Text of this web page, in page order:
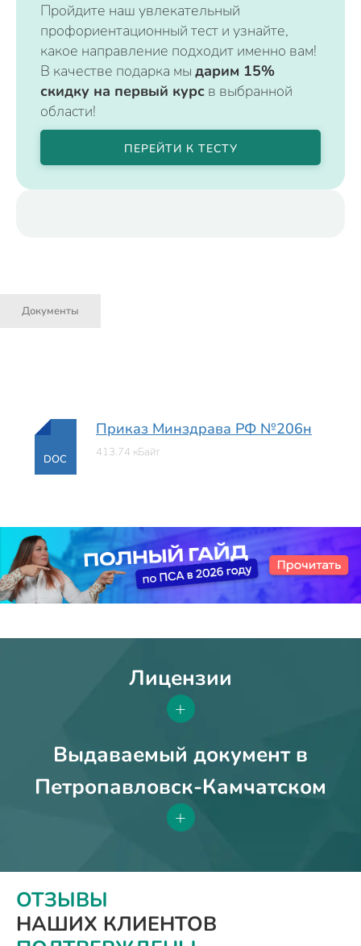
Пройдите наш увлекательный
профориентационный тест и узнайте,
какое направление подходит именно вам!
В качестве подарка мы дарим 15%
скидку на первый курс в выбранной
области!
ПЕРЕЙТИ К ТЕСТУ
Документы
DOC
Приказ Минздрава РФ №206н
413.74 кБайт
Лицензии
+
Выдаваемый документ в
Петропавловск-Камчатском
+
ОТЗЫВЫ
НАШИХ КЛИЕНТОВ